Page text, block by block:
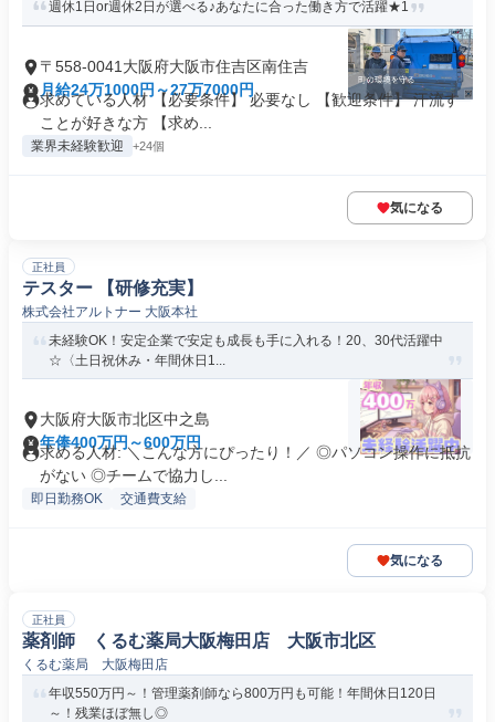
週休1日or週休2日が選べる♪あなたに合った働き方で活躍★1
〒558-0041大阪府大阪市住吉区南住吉
月給24万1000円～27万7000円
求めている人材 【必要条件】 必要なし 【歓迎条件】 汗流す
ことが好きな方 【求め...
業界未経験歓迎 +24個
気になる
正社員
テスター 【研修充実】
株式会社アルトナー 大阪本社
未経験OK！安定企業で安定も成長も手に入れる！20、30代活躍中
☆〈土日祝休み・年間休日1...
大阪府大阪市北区中之島
年俸400万円～600万円
求める人材: ＼こんな方にぴったり！／ ◎パソコン操作に抵抗
がない ◎チームで協力し...
即日勤務OK 交通費支給
気になる
正社員
薬剤師 くるむ薬局大阪梅田店 大阪市北区
くるむ薬局 大阪梅田店
年収550万円～！管理薬剤師なら800万円も可能！年間休日120日
～！残業ほぼ無し◎